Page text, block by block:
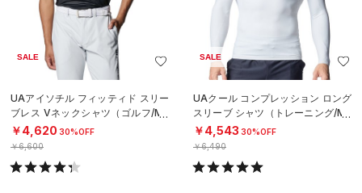
SALE
UAアイソチル フィッティド スリー
ブレス Vネックシャツ（ゴルフ/ME
N）
￥4,620 30%OFF
￥6,600
SALE
UAクール コンプレッション ロング
スリーブ シャツ（トレーニング/ME
N）
￥4,543 30%OFF
￥6,490